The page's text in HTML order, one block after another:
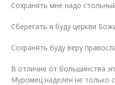
Сохранять мне надо
Сберегать я буду церкви
Сохранять буду веру
В отличие от большинства
Муромец наделен не только